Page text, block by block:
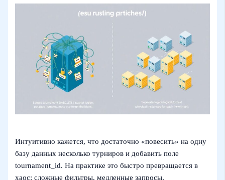
Интуитивно кажется, что достаточно «повесить» на одну
базу данных несколько турниров и добавить поле
tournament_id. На практике это быстро превращается в
хаос: сложные фильтры, медленные запросы,